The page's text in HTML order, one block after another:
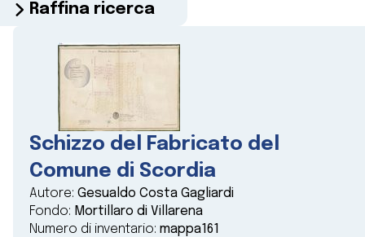
Raffina ricerca
Schizzo del Fabricato del
Comune di Scordia
Autore: Gesualdo Costa Gagliardi
Fondo: Mortillaro di Villarena
Numero di inventario: mappa161